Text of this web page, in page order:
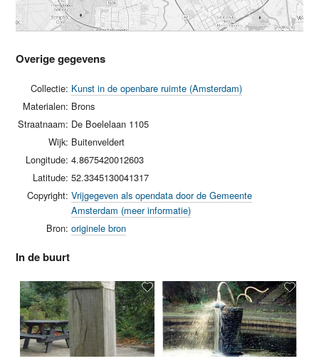
Overige gegevens
Collectie: Kunst in de openbare ruimte (Amsterdam)
Materialen: Brons
Straatnaam: De Boelelaan 1105
Wijk: Buitenveldert
Longitude: 4.8675420012603
Latitude: 52.3345130041317
Copyright: Vrijgegeven als opendata door de Gemeente
Amsterdam (meer informatie)
Bron: originele bron
In de buurt